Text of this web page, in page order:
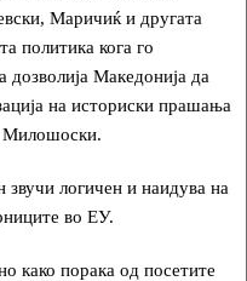
Маричиќ и другата
политика кога го
дозволија Македонија да
на историски прашања
Милошоски.
звучи логичен и наидува на
во ЕУ.
како порака од посетите